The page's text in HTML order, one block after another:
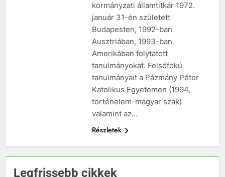
kormányzati államtitkár 1972.
január 31-én született
Budapesten, 1992-ban
Ausztriában, 1993-ban
Amerikában folytatott
tanulmányokat. Felsőfokú
tanulmányait a Pázmány Péter
Katolikus Egyetemen (1994,
történelem-magyar szak)
valamint az…
Részletek
Legfrissebb cikkek